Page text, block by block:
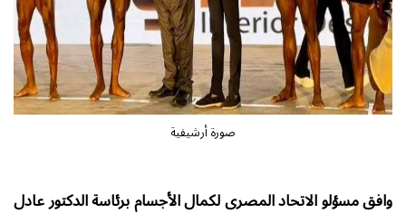
صورة أرشيفية
وافق مسؤلو الاتحاد المصرى لكمال الأجسام برئاسة الدكتور عادل